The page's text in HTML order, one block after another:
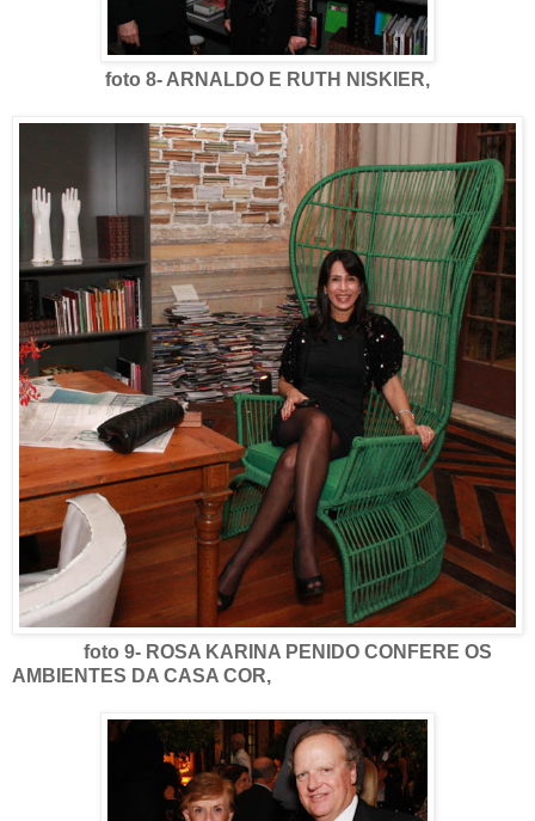
foto 8- ARNALDO E RUTH NISKIER,
foto 9- ROSA KARINA PENIDO CONFERE OS
AMBIENTES DA CASA COR,